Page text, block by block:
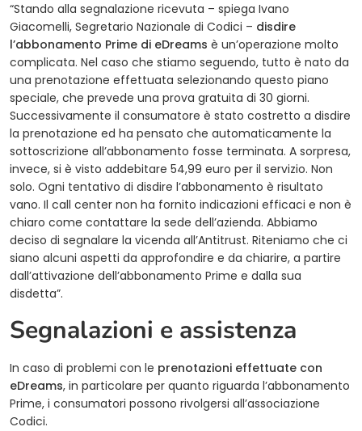
“Stando alla segnalazione ricevuta – spiega Ivano
Giacomelli, Segretario Nazionale di Codici – disdire
l’abbonamento Prime di eDreams è un’operazione molto
complicata. Nel caso che stiamo seguendo, tutto è nato da
una prenotazione effettuata selezionando questo piano
speciale, che prevede una prova gratuita di 30 giorni.
Successivamente il consumatore è stato costretto a disdire
la prenotazione ed ha pensato che automaticamente la
sottoscrizione all’abbonamento fosse terminata. A sorpresa,
invece, si è visto addebitare 54,99 euro per il servizio. Non
solo. Ogni tentativo di disdire l’abbonamento è risultato
vano. Il call center non ha fornito indicazioni efficaci e non è
chiaro come contattare la sede dell’azienda. Abbiamo
deciso di segnalare la vicenda all’Antitrust. Riteniamo che ci
siano alcuni aspetti da approfondire e da chiarire, a partire
dall’attivazione dell’abbonamento Prime e dalla sua
disdetta”.
Segnalazioni e assistenza
In caso di problemi con le prenotazioni effettuate con
eDreams, in particolare per quanto riguarda l’abbonamento
Prime, i consumatori possono rivolgersi all’associazione
Codici.